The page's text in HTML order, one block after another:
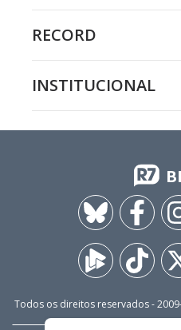
RECORD
INSTITUCIONAL
Todos os direitos reservados -